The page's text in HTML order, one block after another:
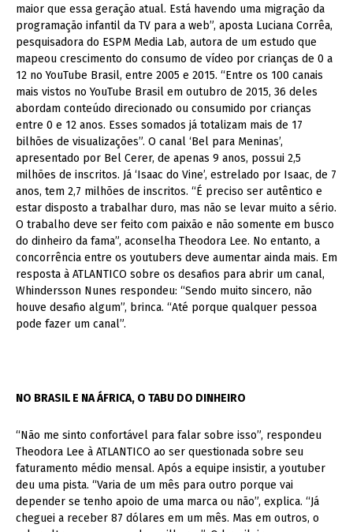
maior que essa geração atual. Está havendo uma migração da
programação infantil da TV para a web”, aposta Luciana Corrêa,
pesquisadora do ESPM Media Lab, autora de um estudo que
mapeou crescimento do consumo de vídeo por crianças de 0 a
12 no YouTube Brasil, entre 2005 e 2015. “Entre os 100 canais
mais vistos no YouTube Brasil em outubro de 2015, 36 deles
abordam conteúdo direcionado ou consumido por crianças
entre 0 e 12 anos. Esses somados já totalizam mais de 17
bilhões de visualizações”. O canal ‘Bel para Meninas’,
apresentado por Bel Cerer, de apenas 9 anos, possui 2,5
milhões de inscritos. Já ‘Isaac do Vine’, estrelado por Isaac, de 7
anos, tem 2,7 milhões de inscritos. “É preciso ser autêntico e
estar disposto a trabalhar duro, mas não se levar muito a sério.
O trabalho deve ser feito com paixão e não somente em busco
do dinheiro da fama”, aconselha Theodora Lee. No entanto, a
concorrência entre os youtubers deve aumentar ainda mais. Em
resposta à ATLANTICO sobre os desafios para abrir um canal,
Whindersson Nunes respondeu: “Sendo muito sincero, não
houve desafio algum”, brinca. “Até porque qualquer pessoa
pode fazer um canal”.
NO BRASIL E NA ÁFRICA, O TABU DO DINHEIRO
“Não me sinto confortável para falar sobre isso”, respondeu
Theodora Lee à ATLANTICO ao ser questionada sobre seu
faturamento médio mensal. Após a equipe insistir, a youtuber
deu uma pista. “Varia de um mês para outro porque vai
depender se tenho apoio de uma marca ou não”, explica. “Já
cheguei a receber 87 dólares em um mês. Mas em outros, o